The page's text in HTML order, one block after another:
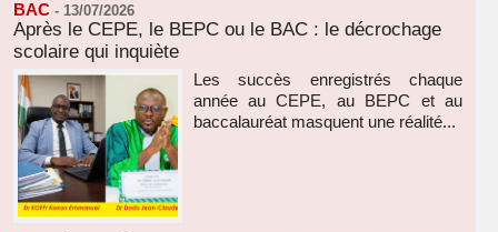
BAC - 13/07/2026
Après le CEPE, le BEPC ou le BAC : le décrochage
scolaire qui inquiète
Les succès enregistrés chaque
année au CEPE, au BEPC et au
baccalauréat masquent une réalité...